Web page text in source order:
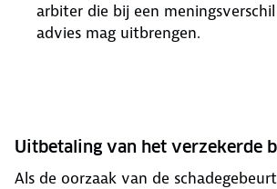
arbiter die bij een
advies mag uitbrengen.
Uitbetaling van het verzekerde
Als de oorzaak van de